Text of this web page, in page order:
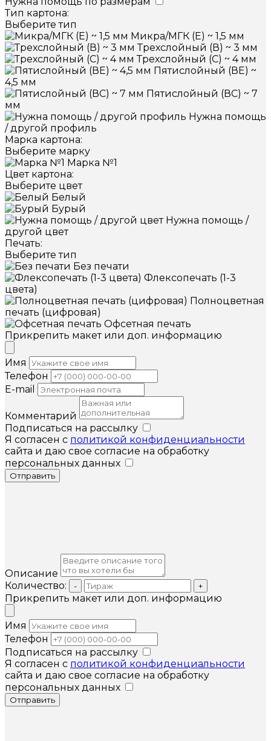
Тип картона:
Выберите тип
Микра/МГК (Е) ~ 1,5 мм
Трехслойный (В) ~ 3 мм
Трехслойный (С) ~ 4 мм
Пятислойный (ВЕ) ~
4,5 мм
Пятислойный (ВС) ~ 7
мм
Нужна помощь
/ другой профиль
Марка картона:
Выберите марку
Марка №1
Цвет картона:
Выберите цвет
Белый
Бурый
Нужна помощь /
другой цвет
Печать:
Выберите тип
Без печати
Флексопечать (1-3
цвета)
Полноцветная
печать (цифровая)
Офсетная печать
Прикрепить макет или доп. информацию
Имя
Телефон
E-mail
Комментарий
Подписаться на рассылку
Я согласен с политикой конфиденциальности
сайта и даю свое согласие на обработку
персональных данных
Отправить
Описание
Количество:
- +
Прикрепить макет или доп. информацию
Имя
Телефон
Подписаться на рассылку
Я согласен с политикой конфиденциальности
сайта и даю свое согласие на обработку
персональных данных
Отправить